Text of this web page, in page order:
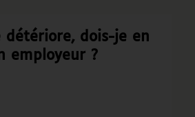
détériore, dois-je en
employeur ?